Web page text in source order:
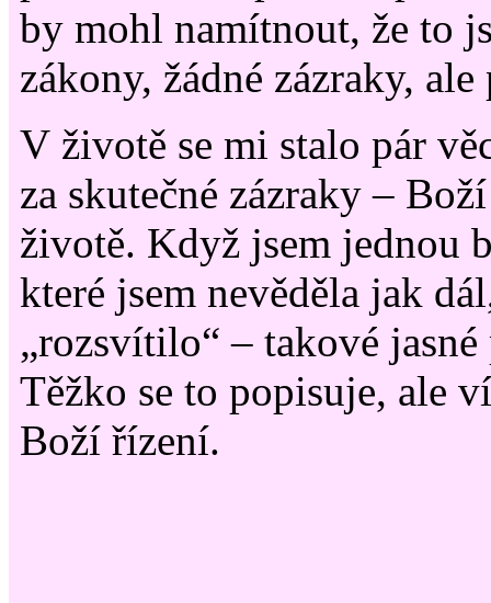
by mohl namítnout, že to
zákony, žádné zázraky,
V životě se mi stalo pár
za skutečné zázraky –
životě. Když jsem jednou
které jsem nevěděla jak
„rozsvítilo“ – takové
Těžko se to popisuje, ale
Boží řízení.